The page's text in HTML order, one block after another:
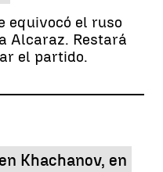
equivocó el ruso
Alcaraz. Restará
el partido.
Khachanov, en